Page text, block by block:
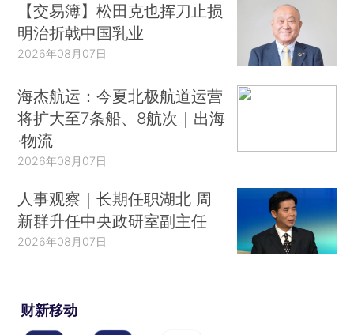
【交易簿】松田克也挥刀止损
明治折戟中国乳业
2026年08月07日
海杰航运：今夏北极航道运营
将扩大至7条船、8航次｜出海
·物流
2026年08月07日
人事观察｜长期任职湖北 周
新群升任中央政研室副主任
2026年08月07日
财新移动